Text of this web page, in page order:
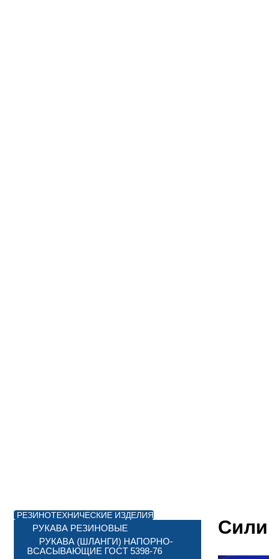
РЕЗИНОТЕХНИЧЕСКИЕ ИЗДЕЛИЯ
РУКАВА РЕЗИНОВЫЕ
РУКАВА (ШЛАНГИ) НАПОРНО-
ВСАСЫВАЮЩИЕ ГОСТ 5398-76